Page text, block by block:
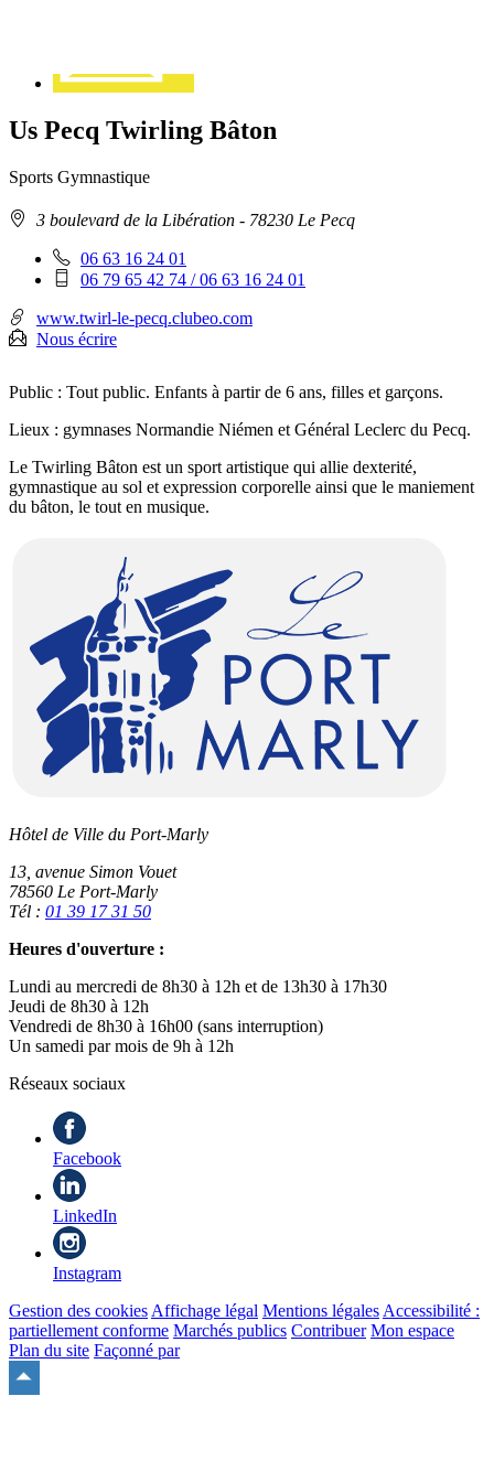
Us Pecq Twirling Bâton
Sports Gymnastique
Adresse3 boulevard de la Libération - 78230 Le Pecq
Téléphone
fixe
06 63 16 24 01
Téléphone
:
06 79 65 42 74 / 06 63 16 24 01
www.twirl-le-pecq.clubeo.com
Nous écrire
Public : Tout public. Enfants à partir de 6 ans, filles et garçons.
Lieux : gymnases Normandie Niémen et Général Leclerc du Pecq.
Le Twirling Bâton est un sport artistique qui allie dexterité,
gymnastique au sol et expression corporelle ainsi que le maniement
du bâton, le tout en musique.
Hôtel de Ville du Port-Marly
13, avenue Simon Vouet
78560 Le Port-Marly
Tél : 01 39 17 31 50
Heures d'ouverture :
Lundi au mercredi de 8h30 à 12h et de 13h30 à 17h30
Jeudi de 8h30 à 12h
Vendredi de 8h30 à 16h00 (sans interruption)
Un samedi par mois de 9h à 12h
Réseaux sociaux
Facebook
LinkedIn
Instagram
Gestion des cookies Affichage légal Mentions légales Accessibilité :
partiellement conforme Marchés publics Contribuer Mon espace
Plan du site Façonné par